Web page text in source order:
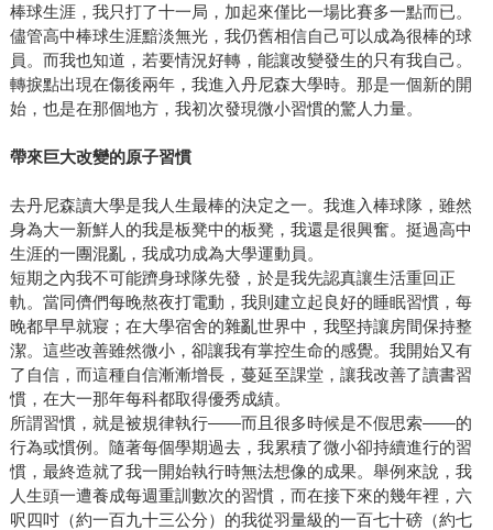
棒球生涯，我只打了十一局，加起來僅比一場比賽多一點而已。
儘管高中棒球生涯黯淡無光，我仍舊相信自己可以成為很棒的球
員。而我也知道，若要情況好轉，能讓改變發生的只有我自己。
轉捩點出現在傷後兩年，我進入丹尼森大學時。那是一個新的開
始，也是在那個地方，我初次發現微小習慣的驚人力量。
帶來巨大改變的原子習慣
去丹尼森讀大學是我人生最棒的決定之一。我進入棒球隊，雖然
身為大一新鮮人的我是板凳中的板凳，我還是很興奮。挺過高中
生涯的一團混亂，我成功成為大學運動員。
短期之內我不可能躋身球隊先發，於是我先認真讓生活重回正
軌。當同儕們每晚熬夜打電動，我則建立起良好的睡眠習慣，每
晚都早早就寢；在大學宿舍的雜亂世界中，我堅持讓房間保持整
潔。這些改善雖然微小，卻讓我有掌控生命的感覺。我開始又有
了自信，而這種自信漸漸增長，蔓延至課堂，讓我改善了讀書習
慣，在大一那年每科都取得優秀成績。
所謂習慣，就是被規律執行——而且很多時候是不假思索——的
行為或慣例。隨著每個學期過去，我累積了微小卻持續進行的習
慣，最終造就了我一開始執行時無法想像的成果。舉例來說，我
人生頭一遭養成每週重訓數次的習慣，而在接下來的幾年裡，六
呎四吋（約一百九十三公分）的我從羽量級的一百七十磅（約七